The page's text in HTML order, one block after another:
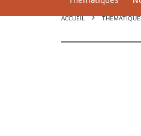
ACCUEIL